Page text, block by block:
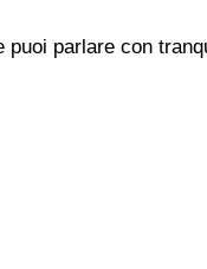
puoi parlare con